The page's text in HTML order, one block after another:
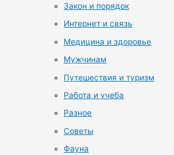
Закон и порядок
Интернет и связь
Медицина и здоровье
Мужчинам
Путешествия и туризм
Работа и учеба
Разное
Советы
Фауна